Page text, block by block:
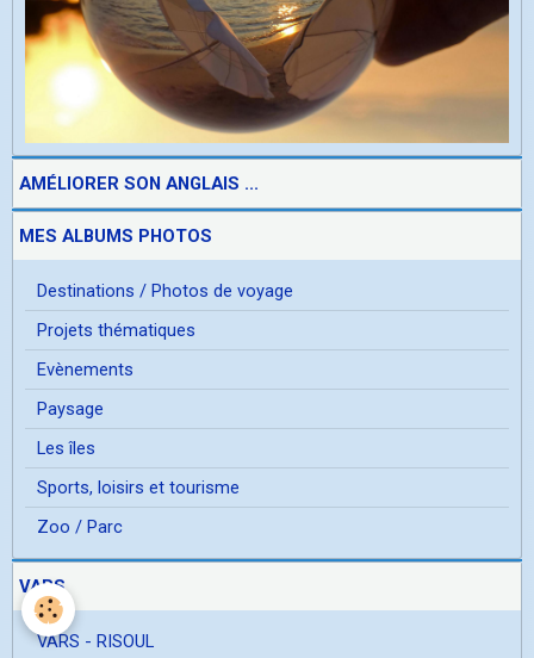
AMÉLIORER SON ANGLAIS ...
MES ALBUMS PHOTOS
Destinations / Photos de voyage
Projets thématiques
Evènements
Paysage
Les îles
Sports, loisirs et tourisme
Zoo / Parc
VARS
VARS - RISOUL